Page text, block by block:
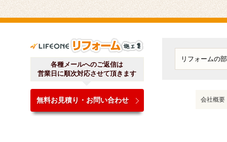
各種メールへのご返信は
営業日に順次対応させて頂きます
無料お見積り・お問い合わせ 会社概要